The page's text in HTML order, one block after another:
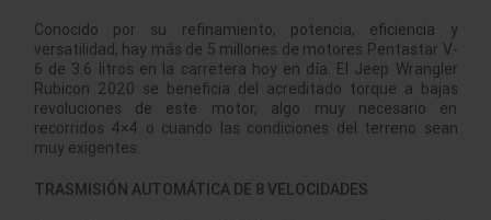
Conocido por su refinamiento, potencia, eficiencia y
versatilidad, hay más de 5 millones de motores Pentastar V-
6 de 3.6 litros en la carretera hoy en día. El Jeep Wrangler
Rubicon 2020 se beneficia del acreditado torque a bajas
revoluciones de este motor, algo muy necesario en
recorridos 4×4 o cuando las condiciones del terreno sean
muy exigentes.
TRASMISIÓN AUTOMÁTICA DE 8 VELOCIDADES